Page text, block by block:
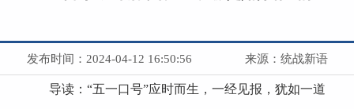
发布时间：2024-04-12 16:50:56 来源：统战新语
导读：“五一口号”应时而生，一经见报，犹如一道